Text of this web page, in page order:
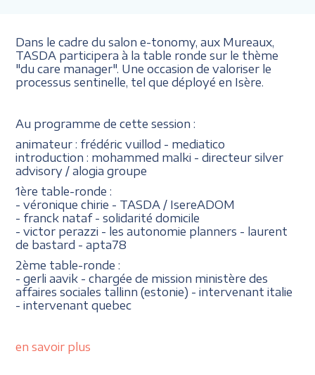
Dans le cadre du salon e-tonomy, aux Mureaux,
TASDA participera à la table ronde sur le thème
"du care manager". Une occasion de valoriser le
processus sentinelle, tel que déployé en Isère.
Au programme de cette session :
animateur : frédéric vuillod - mediatico
introduction : mohammed malki - directeur silver
advisory / alogia groupe
1ère table-ronde :
- véronique chirie - TASDA / IsereADOM
- franck nataf - solidarité domicile
- victor perazzi - les autonomie planners - laurent
de bastard - apta78
2ème table-ronde :
- gerli aavik - chargée de mission ministère des
affaires sociales tallinn (estonie) - intervenant italie
- intervenant quebec
en savoir plus